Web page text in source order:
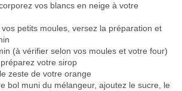
vos blancs en neige à votre
petits moules, versez la préparation et
(à vérifier selon vos moules et votre four)
votre sirop
zeste de votre orange
bol muni du mélangeur, ajoutez le sucre, le